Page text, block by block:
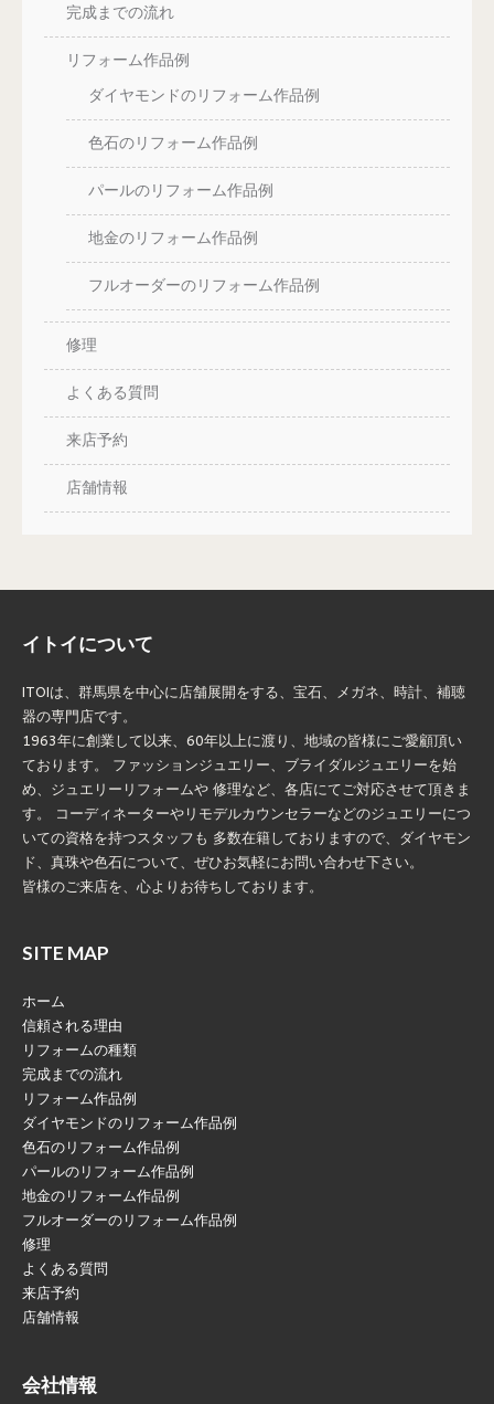
完成までの流れ
リフォーム作品例
ダイヤモンドのリフォーム作品例
色石のリフォーム作品例
パールのリフォーム作品例
地金のリフォーム作品例
フルオーダーのリフォーム作品例
修理
よくある質問
来店予約
店舗情報
イトイについて
ITOIは、群馬県を中心に店舗展開をする、宝石、メガネ、時計、補聴
器の専門店です。
1963年に創業して以来、60年以上に渡り、地域の皆様にご愛顧頂い
ております。 ファッションジュエリー、ブライダルジュエリーを始
め、ジュエリーリフォームや 修理など、各店にてご対応させて頂きま
す。 コーディネーターやリモデルカウンセラーなどのジュエリーにつ
いての資格を持つスタッフも 多数在籍しておりますので、ダイヤモン
ド、真珠や色石について、ぜひお気軽にお問い合わせ下さい。
皆様のご来店を、心よりお待ちしております。
SITE MAP
ホーム
信頼される理由
リフォームの種類
完成までの流れ
リフォーム作品例
ダイヤモンドのリフォーム作品例
色石のリフォーム作品例
パールのリフォーム作品例
地金のリフォーム作品例
フルオーダーのリフォーム作品例
修理
よくある質問
来店予約
店舗情報
会社情報